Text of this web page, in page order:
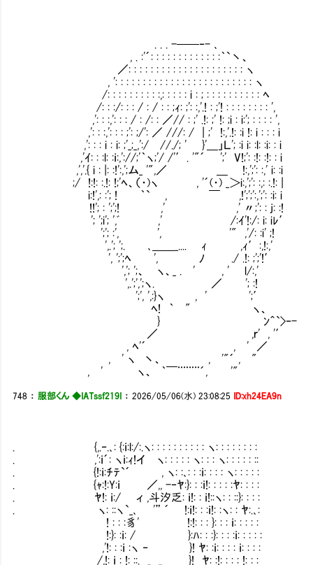
. . . -──‐- ､
, . :'´: : : : : : : : : : : : :｀`丶、
／: : : : : : : : : : : : : : : : : : : : : ヽ
, ': : : : : : : : : : : : : : : : : : : : : : : : : ヽ
/: : : : : : : : : :,: : : : : i : ; : : : : : : : : : : ﾍ
/: : :/: : : / : / : : ;ｨ: ;': :,'.! : ;'! : : : : : : : : ',
,': : :,': : : / : /: : ／// : ;' .!: ;' !: ;i : i:'; : : : : ',
,': : :,': : : ;': ;/': ／ ///: / | ;' !:,'.!: :i !: i : : : i
,': : : i : i: ;'_;_,':/ //./; ' }'＿」Ｌ'; :i i: :l: :i: : i
,'ｲ: : :l: :ｉ:,'://;'｀ヽ;'/ /'′. '"´ ';' V!;': :!: :!: : i
,','.{ i : |: :!':,';ム_ '",／ ＿ !:,';': :,' i: :i
;/ !:!: :.!: !;'ﾍ、（・)ヽ , '´(・) _＞i:,';': :,: :.!: |
i:!',: :'; ! ｀` , ￣ ,!';';':,';': :i: i
!!'; : ';';! ,' ,' 〃;': : j: :! ってか、市丸に
'; ';i'; ',ﾞ ,' /:ｲ'!:/: i: iﾚ′
';'; :', ', '" ,'/: :i' ;! 間抜けすぎて
',.'; ';. ､＿＿_.... ｨ ,ｨ′:,!:,'
', ';';ﾍ ', ﾉ ./ .!: ;';'!′
','; ';、 ヽ、_ . ' , ' l/:,'
',.';',';ヽ. ／ '; :!
';', ',:}ヽ , ' ';′
ﾍ! ｀ " ヽ、
} ﾝ＾`>‐-
／ ,ｒ' , '′ ¨
, ﾍ'´ , ' ／
, ' ヽ 丶、 , '"´ ,
, ' ヽ、 ｀￣¨¨¨¨´,
748 ： 服部くん ◆IATssf219I ：2026/05/06(水) 23:08:25 ID:xh24EA9n
. {,.‐.､: {:ｉ:l:/:.ヽ: : : : : : : : : : ヽ: : : : : : : :
. ,':ｉ´: ヽｉ:ｨ!イ ヽ: : : : : ヽ: : : ヽ: : : : : ::
. {!:ｉ:ﾁﾃ`´ , ヽ: :､: : :ｉ: : : : ヽ: : : : :
. {ｬ:!:Y:ｉ ／,, -‐ﾔ:}: : :ｉ!: : : : :ﾔ: : : :
. ﾔ!: ｉ:/ ィ ,斗汐乏: ｉ!: : ｉ!::ヽ: : ::}: : : :
. ヽ: ::ヽ`_､ '” ´ !:ｉ!: : :ｉ!: :ヽ: : ﾔ:.､:
! : : :豸' !:!: : : }: : : ｉ: : : : :
!:}: :ｉ: / }:ﾊ: : :}: : : :ｉ: : : : : それで……
,'!: : :ｉ :ヽ ‐ }! ﾔ: :ｉ: : : : ｉ: : : :
/,!: ｉ : !: ::. _ _ }! ﾔ: :!: : : : !: : : 言っとく